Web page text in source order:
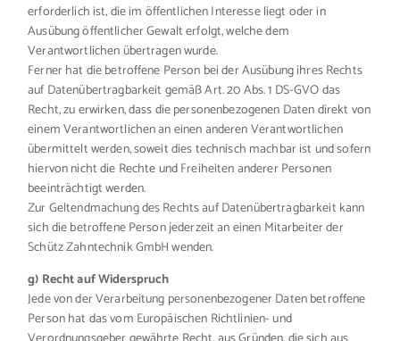
erforderlich ist, die im öffentlichen Interesse liegt oder in
Ausübung öffentlicher Gewalt erfolgt, welche dem
Verantwortlichen übertragen wurde.
Ferner hat die betroffene Person bei der Ausübung ihres Rechts
auf Datenübertragbarkeit gemäß Art. 20 Abs. 1 DS-GVO das
Recht, zu erwirken, dass die personenbezogenen Daten direkt von
einem Verantwortlichen an einen anderen Verantwortlichen
übermittelt werden, soweit dies technisch machbar ist und sofern
hiervon nicht die Rechte und Freiheiten anderer Personen
beeinträchtigt werden.
Zur Geltendmachung des Rechts auf Datenübertragbarkeit kann
sich die betroffene Person jederzeit an einen Mitarbeiter der
Schütz Zahntechnik GmbH wenden.
g) Recht auf Widerspruch
Jede von der Verarbeitung personenbezogener Daten betroffene
Person hat das vom Europäischen Richtlinien- und